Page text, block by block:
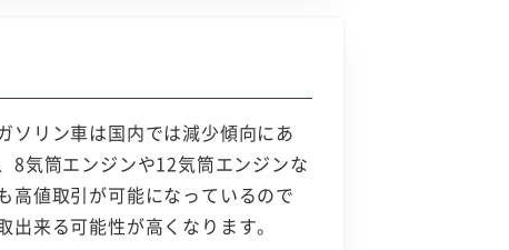
ソリン車は国内では減少傾向にあ
8気筒エンジンや12気筒エンジンな
高値取引が可能になっているので
来る可能性が高くなります。